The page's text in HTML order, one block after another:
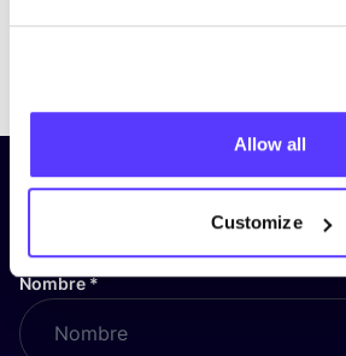
Allow all
Customize
¡Suscríbete a
y mantente informado!
Nombre*